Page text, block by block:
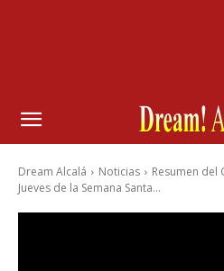
Dream Alcalá Noticias
Resumen del
Jueves de la Semana Santa...